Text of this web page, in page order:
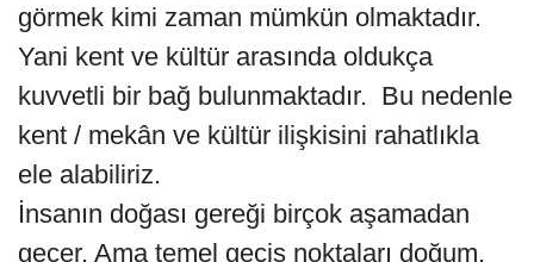
görmek kimi zaman mümkün olmaktadır.
Yani kent ve kültür arasında oldukça
kuvvetli bir bağ bulunmaktadır. Bu nedenle
kent / mekân ve kültür ilişkisini rahatlıkla
ele alabiliriz.
İnsanın doğası gereği birçok aşamadan
geçer. Ama temel geçiş noktaları doğum,